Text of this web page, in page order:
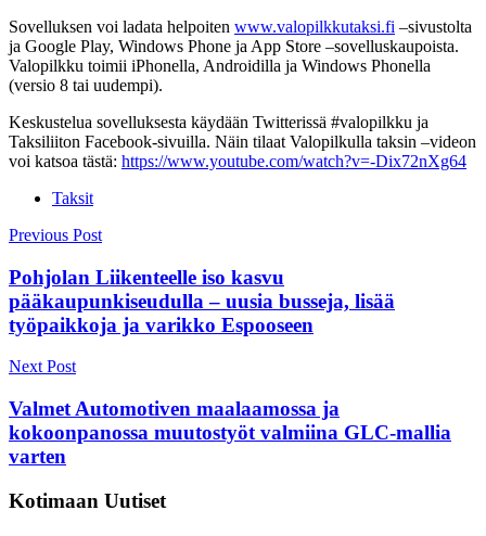
Sovelluksen voi ladata helpoiten www.valopilkkutaksi.fi –sivustolta
ja Google Play, Windows Phone ja App Store –sovelluskaupoista.
Valopilkku toimii iPhonella, Androidilla ja Windows Phonella
(versio 8 tai uudempi).
Keskustelua sovelluksesta käydään Twitterissä #valopilkku ja
Taksiliiton Facebook-sivuilla. Näin tilaat Valopilkulla taksin –videon
voi katsoa tästä: https://www.youtube.com/watch?v=-Dix72nXg64
Taksit
Post
navigation
Previous Post
Pohjolan Liikenteelle iso kasvu
pääkaupunkiseudulla – uusia busseja, lisää
työpaikkoja ja varikko Espooseen
Next Post
Valmet Automotiven maalaamossa ja
kokoonpanossa muutostyöt valmiina GLC-mallia
varten
Kotimaan Uutiset